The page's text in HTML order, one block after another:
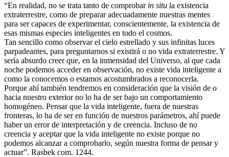
“En realidad, no se trata tanto de comprobar in situ la existencia
extraterrestre, como de preparar adecuadamente nuestras mentes
para ser capaces de experimentar, conscientemente, la existencia de
esas mismas especies inteligentes en todo el cosmos.
Tan sencillo como observar el cielo estrellado y sus infinitas luces
parpadeantes, para preguntarnos si existirá o no vida extraterrestre. Y
sería absurdo creer que, en la inmensidad del Universo, al que cada
noche podemos acceder en observación, no existe vida inteligente a
como la conocemos o estamos acostumbrados a reconocerla.
Porque ahí también tendremos en consideración que la visión de o
hacia nuestro exterior no lo ha de ser bajo un comportamiento
homogéneo. Pensar que la vida inteligente, fuera de nuestras
fronteras, lo ha de ser en función de nuestros parámetros, ahí puede
haber un error de interpretación y de creencia. Incluso de no
creencia y aceptar que la vida inteligente no existe porque no
podemos alcanzar a comprobarlo, según nuestra forma de pensar y
actuar”. Rasbek com. 1244.